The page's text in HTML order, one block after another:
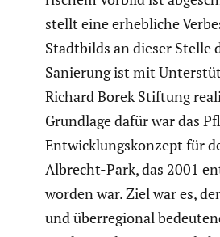
stellt eine erheb­liche
Stadt­bilds an dieser Stelle
Sanierung ist mit
Richard Borek Stiftung
Grundlage dafür war das
Entwick­lungs­kon­zept für
Albrecht-Park, das 2001
worden war. Ziel war es,
und überre­gional